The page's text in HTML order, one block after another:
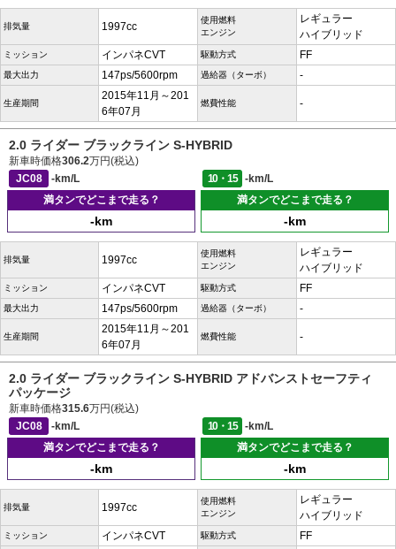
排気量 1997cc
使用燃料
エンジン
レギュラー
ハイブリッド
ミッション インパネCVT 駆動方式 FF
最大出力 147ps/5600rpm 過給器（ターボ） -
生産期間
2015年11月～201
6年07月
燃費性能 -
2.0 ライダー ブラックライン S-HYBRID
新車時価格306.2万円(税込)
JC08
-km/L 10・15
-km/L
満タンでどこまで走る？
-km
満タンでどこまで走る？
-km
排気量 1997cc
使用燃料
エンジン
レギュラー
ハイブリッド
ミッション インパネCVT 駆動方式 FF
最大出力 147ps/5600rpm 過給器（ターボ） -
生産期間
2015年11月～201
6年07月
燃費性能 -
2.0 ライダー ブラックライン S-HYBRID アドバンストセーフティ
パッケージ
新車時価格315.6万円(税込)
JC08
-km/L 10・15
-km/L
満タンでどこまで走る？
-km
満タンでどこまで走る？
-km
排気量 1997cc
使用燃料
エンジン
レギュラー
ハイブリッド
ミッション インパネCVT 駆動方式 FF